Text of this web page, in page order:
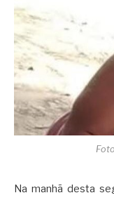
Na manhã desta